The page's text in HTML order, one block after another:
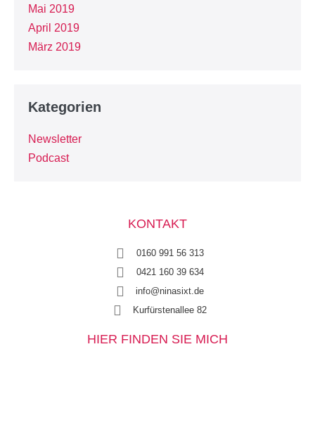
Mai 2019
April 2019
März 2019
Kategorien
Newsletter
Podcast
KONTAKT
0160 991 56 313
0421 160 39 634
info@ninasixt.de
Kurfürstenallee 82
HIER FINDEN SIE MICH